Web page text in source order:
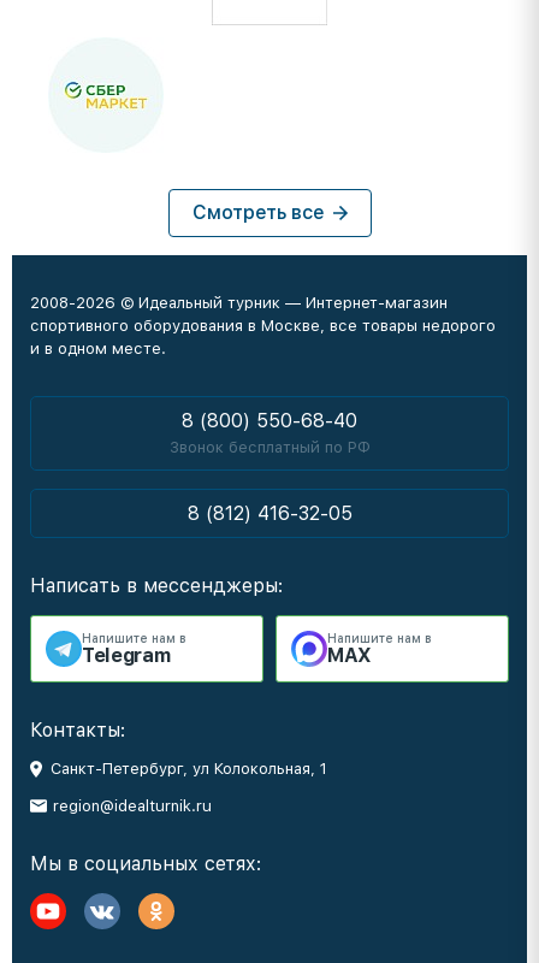
Смотреть все
2008-2026 © Идеальный турник — Интернет-магазин
спортивного оборудования в Москве, все товары недорого
и в одном месте.
8 (800) 550-68-40
Звонок бесплатный по РФ
8 (812) 416-32-05
Написать в мессенджеры:
Напишите нам в
Telegram
Напишите нам в
MAX
Контакты:
Санкт-Петербург, ул Колокольная, 1
region@idealturnik.ru
Мы в социальных сетях: